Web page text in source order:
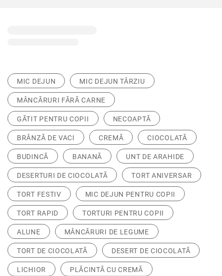
MIC DEJUN MIC DEJUN TÂRZIU
MÂNCĂRURI FĂRĂ CARNE
GĂTIT PENTRU COPII NECOAPTĂ
BRÂNZĂ DE VACI CREMĂ CIOCOLATĂ
BUDINCĂ BANANĂ UNT DE ARAHIDE
DESERTURI DE CIOCOLATĂ TORT ANIVERSAR
TORT FESTIV MIC DEJUN PENTRU COPII
TORT RAPID TORTURI PENTRU COPII
ALUNE MÂNCĂRURI DE LEGUME
TORT DE CIOCOLATĂ DESERT DE CIOCOLATĂ
LICHIOR PLĂCINTĂ CU CREMĂ